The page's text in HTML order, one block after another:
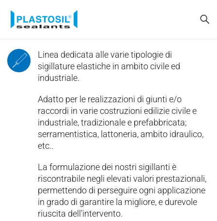
Linea dedicata alle varie tipologie di
sigillature elastiche in ambito civile ed
industriale.
Adatto per le realizzazioni di giunti e/o
raccordi in varie costruzioni edilizie civile e
industriale, tradizionale e prefabbricata;
serramentistica, lattoneria, ambito idraulico,
etc..
La formulazione dei nostri sigillanti è
riscontrabile negli elevati valori prestazionali,
permettendo di perseguire ogni applicazione
in grado di garantire la migliore, e durevole
riuscita dell’intervento.